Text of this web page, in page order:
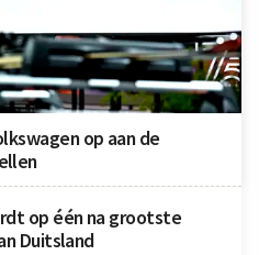
op aan de
op één na grootste
Duitsland